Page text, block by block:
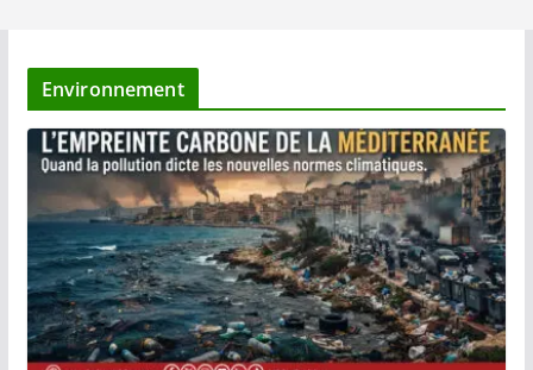
Environnement